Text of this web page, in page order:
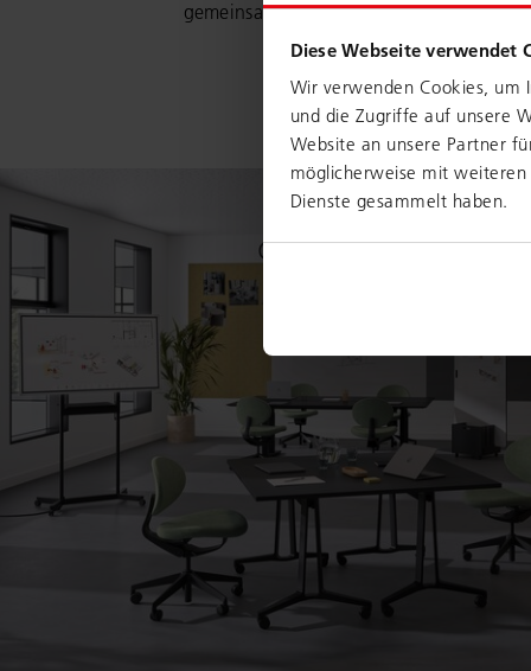
Diese Webseite verwendet
Wir verwenden Cookies, um
und die Zugriffe auf unsere
Website an unsere Partner
möglicherweise mit
Dienste gesammelt haben.
gemeinsame Ideen und Innovationen